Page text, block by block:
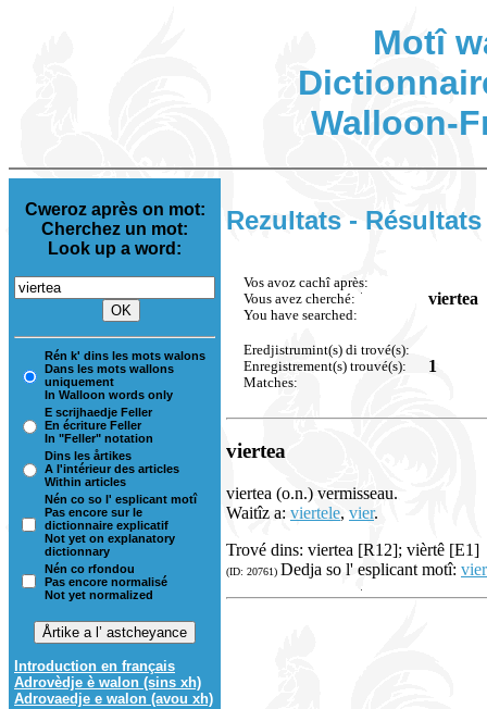
Motî
Walloon-
Cweroz après on mot:
Cherchez un mot:
Look up a word:
Rén k' dins les mots walons
Dans les mots wallons
uniquement
In Walloon words only
E scrijhaedje Feller
En écriture Feller
In "Feller" notation
Dins les årtikes
A l'intérieur des articles
Within articles
Nén co so l' esplicant motî
Pas encore sur le
dictionnaire explicatif
Not yet on explanatory
dictionnary
Nén co rfondou
Pas encore normalisé
Not yet normalized
Introduction en français
Adrovèdje è walon (sins xh)
Adrovaedje e walon (avou xh)
Rezultats -
Vos avoz cachî après:
Vous avez cherché:
You have searched:
viertea
Eredjistrumint(s) di trové(s):
Enregistrement(s) trouvé(s):
Matches:
1
viertea
viertea (o.n.) vermisseau.
Waitîz a: viertele, vier.
Trové dins: viertea [R12]; vièrtê [E1]
(ID: 20761) Dedja so l' esplicant motî: